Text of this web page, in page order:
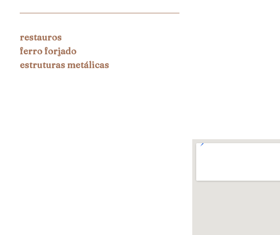
restauros
ferro forjado
estruturas metálicas